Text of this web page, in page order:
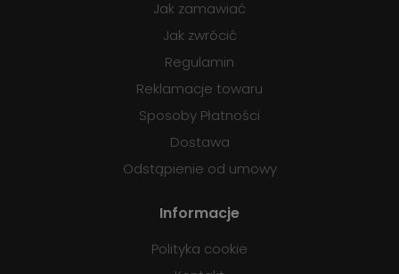
Jak zamawiać
Jak zwrócić
Regulamin
Reklamacje towaru
Sposoby Płatności
Dostawa
Odstąpienie od umowy
Informacje
Polityka cookie